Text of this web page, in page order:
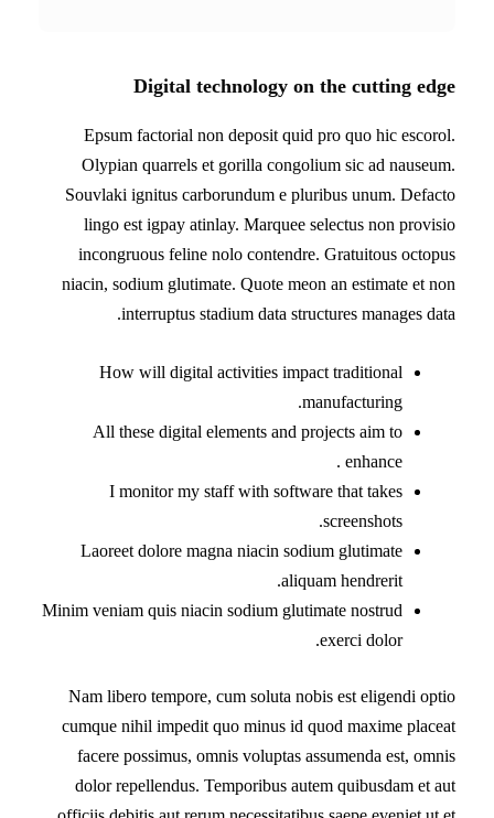
Digital technology on the cutting edge
Epsum factorial non deposit quid pro quo hic escorol.
Olypian quarrels et gorilla congolium sic ad nauseum.
Souvlaki ignitus carborundum e pluribus unum. Defacto
lingo est igpay atinlay. Marquee selectus non provisio
incongruous feline nolo contendre. Gratuitous octopus
niacin, sodium glutimate. Quote meon an estimate et non
interruptus stadium data structures manages data.
How will digital activities impact traditional
manufacturing.
All these digital elements and projects aim to
enhance .
I monitor my staff with software that takes
screenshots.
Laoreet dolore magna niacin sodium glutimate
aliquam hendrerit.
Minim veniam quis niacin sodium glutimate nostrud
exerci dolor.
Nam libero tempore, cum soluta nobis est eligendi optio
cumque nihil impedit quo minus id quod maxime placeat
facere possimus, omnis voluptas assumenda est, omnis
dolor repellendus. Temporibus autem quibusdam et aut